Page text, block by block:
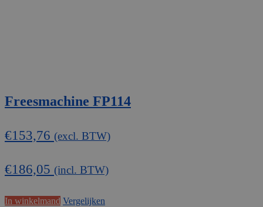
Freesmachine FP114
€153,76 (excl. BTW)
€186,05 (incl. BTW)
In winkelmand Vergelijken